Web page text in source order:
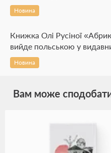
Новина
Книжка Олі Русіної
вийде польською у
Новина
Вам може